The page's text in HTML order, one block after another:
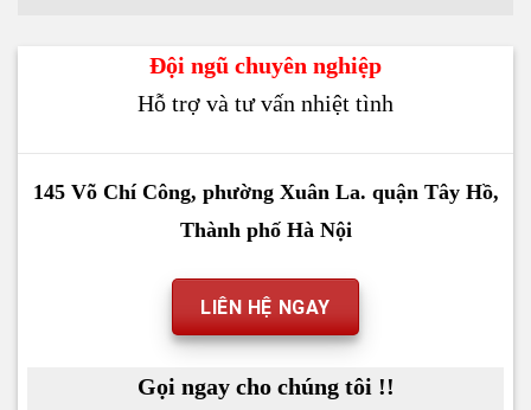
Đội ngũ chuyên nghiệp
Hỗ trợ và tư vấn nhiệt tình
145 Võ Chí Công, phường Xuân La. quận Tây Hồ,
Thành phố Hà Nội
LIÊN HỆ NGAY
Gọi ngay cho chúng tôi !!